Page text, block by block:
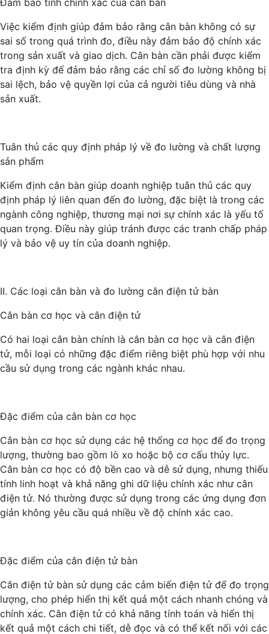
Đảm bảo tính chính xác của cân bàn
Việc kiểm định giúp đảm bảo rằng cân bàn không có sự
sai số trong quá trình đo, điều này đảm bảo độ chính xác
trong sản xuất và giao dịch. Cân bàn cần phải được kiểm
tra định kỳ để đảm bảo rằng các chỉ số đo lường không bị
sai lệch, bảo vệ quyền lợi của cả người tiêu dùng và nhà
sản xuất.
Tuân thủ các quy định pháp lý về đo lường và chất lượng
sản phẩm
Kiểm định cân bàn giúp doanh nghiệp tuân thủ các quy
định pháp lý liên quan đến đo lường, đặc biệt là trong các
ngành công nghiệp, thương mại nơi sự chính xác là yếu tố
quan trọng. Điều này giúp tránh được các tranh chấp pháp
lý và bảo vệ uy tín của doanh nghiệp.
II. Các loại cân bàn và đo lường cân điện tử bàn
Cân bàn cơ học và cân điện tử
Có hai loại cân bàn chính là cân bàn cơ học và cân điện
tử, mỗi loại có những đặc điểm riêng biệt phù hợp với nhu
cầu sử dụng trong các ngành khác nhau.
Đặc điểm của cân bàn cơ học
Cân bàn cơ học sử dụng các hệ thống cơ học để đo trọng
lượng, thường bao gồm lò xo hoặc bộ cơ cấu thủy lực.
Cân bàn cơ học có độ bền cao và dễ sử dụng, nhưng thiếu
tính linh hoạt và khả năng ghi dữ liệu chính xác như cân
điện tử. Nó thường được sử dụng trong các ứng dụng đơn
giản không yêu cầu quá nhiều về độ chính xác cao.
Đặc điểm của cân điện tử bàn
Cân điện tử bàn sử dụng các cảm biến điện tử để đo trọng
lượng, cho phép hiển thị kết quả một cách nhanh chóng và
chính xác. Cân điện tử có khả năng tính toán và hiển thị
kết quả một cách chi tiết, dễ đọc và có thể kết nối với các